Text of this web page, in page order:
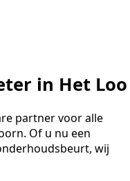
in Het Loo
partner voor alle
Of u nu een
wij